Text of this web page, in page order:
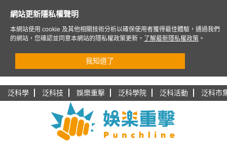
泛科學 泛科技 娛樂重擊 泛科學院 泛科活動 泛科市
網站更新隱私權聲明
本網站使用 cookie 及其他相關技術分析以確保使用者獲得最佳體驗，通過我們
的網站，您確認並同意本網站的隱私權政策更新，
了解最新隱私權政策 。
我知道了